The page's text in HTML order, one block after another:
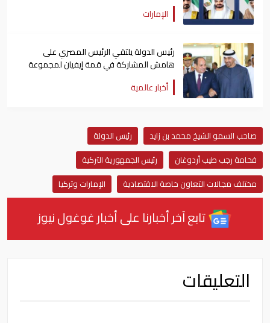
الإمارات
رئيس الدولة يلتقي الرئيس المصري على
هامش المشاركة في قمة إيفيان لمجموعة
السبع
أخبار عالمية
صاحب السمو الشيخ محمد بن زايد
رئيس الدولة
فخامة رجب طيب أردوغان
رئيس الجمهورية التركية
مختلف مجالات التعاون خاصة الاقتصادية
الإمارات وتركيا
تابع آخر أخبارنا على أخبار غوغول نيوز
التعليقات